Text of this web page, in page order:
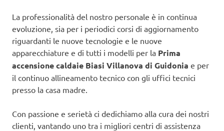
La professionalità del nostro personale è in continua
evoluzione, sia per i periodici corsi di aggiornamento
riguardanti le nuove tecnologie e le nuove
apparecchiature e di tutti i modelli per la Prima
accensione caldaie Biasi Villanova di Guidonia e per
il continuo allineamento tecnico con gli uffici tecnici
presso la casa madre.
Con passione e serietà ci dedichiamo alla cura dei nostri
clienti, vantando uno tra i migliori centri di assistenza